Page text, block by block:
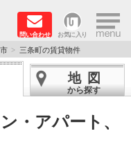
問い合わせ お気に入り ×
三条町の賃貸物件
地図
から探す
・アパート、